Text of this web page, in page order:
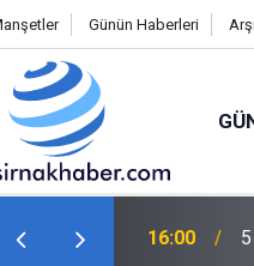
Günün Haberleri
15:00